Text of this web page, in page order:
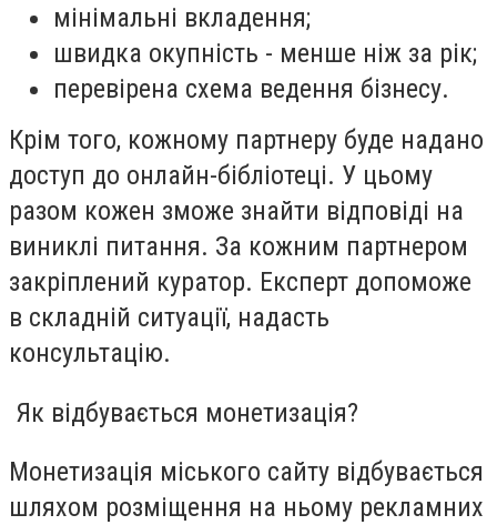
мінімальні вкладення;
швидка окупність - менше ніж за рік;
перевірена схема ведення бізнесу.
Крім того, кожному партнеру буде надано
доступ до онлайн-бібліотеці. У цьому
разом кожен зможе знайти відповіді на
виниклі питання. За кожним партнером
закріплений куратор. Експерт допоможе
в складній ситуації, надасть
консультацію.
Як відбувається монетизація?
Монетизація міського сайту відбувається
шляхом розміщення на ньому рекламних